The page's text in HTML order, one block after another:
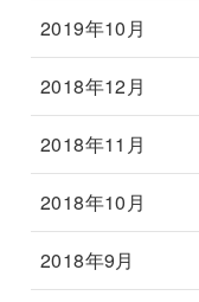
2019年10月
2018年12月
2018年11月
2018年10月
2018年9月